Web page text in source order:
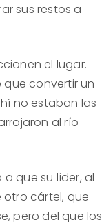
sus restos a
el lugar.
convertir un
no estaban las
al río
que su líder, al
otro cártel, que
pero del que los